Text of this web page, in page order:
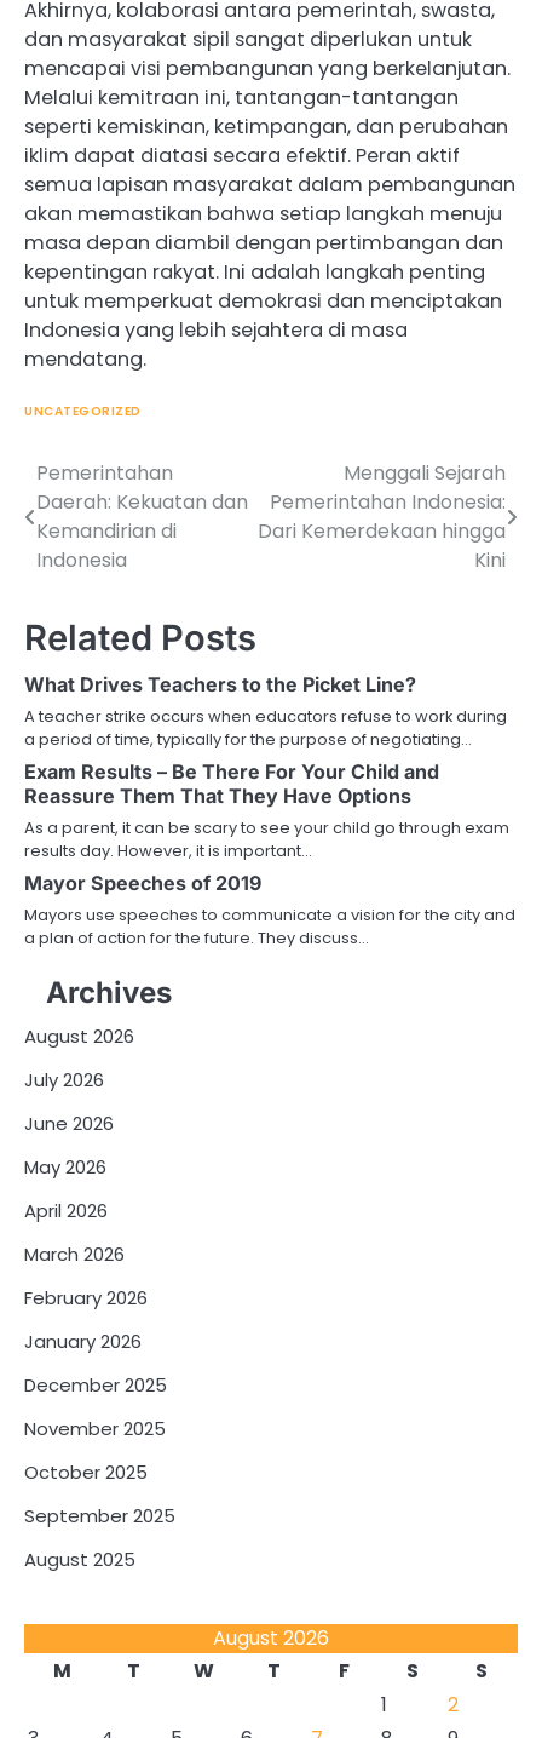
Akhirnya, kolaborasi antara pemerintah, swasta,
dan masyarakat sipil sangat diperlukan untuk
mencapai visi pembangunan yang berkelanjutan.
Melalui kemitraan ini, tantangan-tantangan
seperti kemiskinan, ketimpangan, dan perubahan
iklim dapat diatasi secara efektif. Peran aktif
semua lapisan masyarakat dalam pembangunan
akan memastikan bahwa setiap langkah menuju
masa depan diambil dengan pertimbangan dan
kepentingan rakyat. Ini adalah langkah penting
untuk memperkuat demokrasi dan menciptakan
Indonesia yang lebih sejahtera di masa
mendatang.
UNCATEGORIZED
Post
navigation
Pemerintahan
Daerah: Kekuatan dan
Kemandirian di
Indonesia
Menggali Sejarah
Pemerintahan Indonesia:
Dari Kemerdekaan hingga
Kini
Related Posts
What Drives Teachers to the Picket Line?
A teacher strike occurs when educators refuse to work during
a period of time, typically for the purpose of negotiating…
Exam Results – Be There For Your Child and
Reassure Them That They Have Options
As a parent, it can be scary to see your child go through exam
results day. However, it is important…
Mayor Speeches of 2019
Mayors use speeches to communicate a vision for the city and
a plan of action for the future. They discuss…
Archives
August 2026
July 2026
June 2026
May 2026
April 2026
March 2026
February 2026
January 2026
December 2025
November 2025
October 2025
September 2025
August 2025
August 2026
M
T W T F S
S
1
2